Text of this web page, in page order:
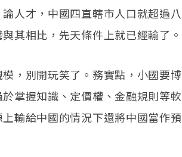
人才，中國四直轄市人口就超過
其相比，先天條件上就已經輸了。
模，別開玩笑了。務實點，小國要
於掌握知識、定價權、金融規則等
輸給中國的情況下還將中國當作